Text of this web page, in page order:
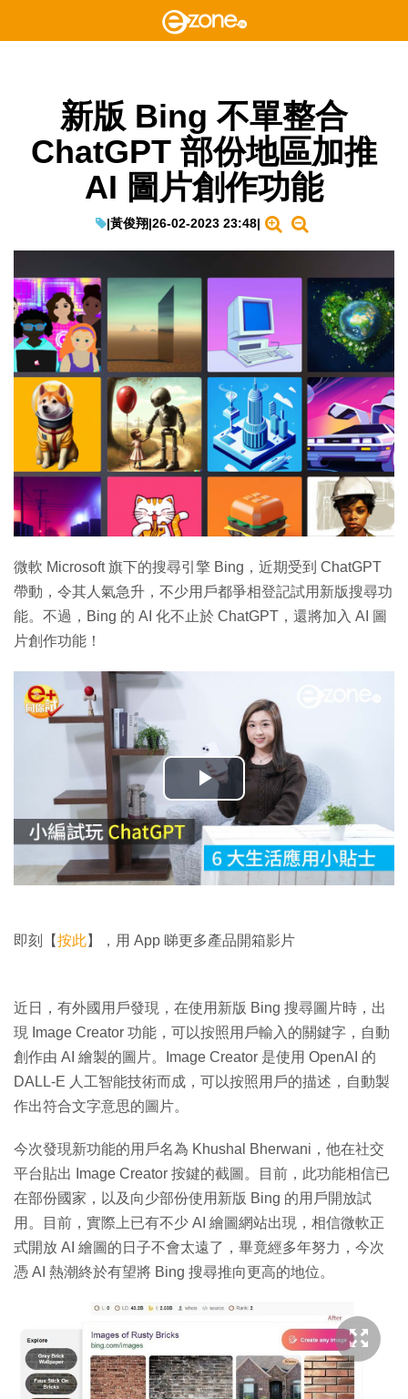
新版 Bing 不單整合
ChatGPT 部份地區加推
AI 圖片創作功能
|黃俊翔|26-02-2023 23:48|
微軟 Microsoft 旗下的搜尋引擎 Bing，近期受到 ChatGPT
帶動，令其人氣急升，不少用戶都爭相登記試用新版搜尋功
能。不過，Bing 的 AI 化不止於 ChatGPT，還將加入 AI 圖
片創作功能！
播
放
影
即刻【按此】，用 App 睇更多產品開箱影片
近日，有外國用戶發現，在使用新版 Bing 搜尋圖片時，出
現 Image Creator 功能，可以按照用戶輸入的關鍵字，自動
創作由 AI 繪製的圖片。Image Creator 是使用 OpenAI 的
DALL-E 人工智能技術而成，可以按照用戶的描述，自動製
作出符合文字意思的圖片。
今次發現新功能的用戶名為 Khushal Bherwani，他在社交
平台貼出 Image Creator 按鍵的截圖。目前，此功能相信已
在部份國家，以及向少部份使用新版 Bing 的用戶開放試
用。目前，實際上已有不少 AI 繪圖網站出現，相信微軟正
式開放 AI 繪圖的日子不會太遠了，畢竟經多年努力，今次
憑 AI 熱潮終於有望將 Bing 搜尋推向更高的地位。